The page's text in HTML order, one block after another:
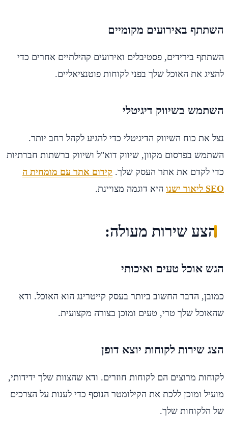
השתתף באירועים מקומיים
השתתף בירידים, פסטיבלים ואירועים קהילתיים אחרים כדי
להציג את האוכל שלך בפני לקוחות פוטנציאליים.
השתמש בשיווק דיגיטלי
נצל את כוח השיווק הדיגיטלי כדי להגיע לקהל רחב יותר.
השתמש בפרסום מקוון, שיווק דוא"ל ושיווק ברשתות חברתיות
כדי לקדם את אתר העסק שלך. קידום אתר עם מומחית ה
SEO ליאור ישנו
היא דוגמה מצויינת.
הצע שירות מעולה:
הגש אוכל טעים ואיכותי
כמובן, הדבר החשוב ביותר בעסק קייטרינג הוא האוכל. ודא
שהאוכל שלך טרי, טעים ומוכן בצורה מקצועית.
הצג שירות לקוחות יוצא דופן
לקוחות מרוצים הם לקוחות חוזרים. ודא שהצוות שלך ידידותי,
מועיל ומוכן ללכת את הקילומטר הנוסף כדי לענות על הצרכים
של הלקוחות שלך.